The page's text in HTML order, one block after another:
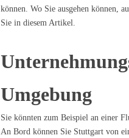
können. Wo Sie ausgehen können,
Sie in diesem Artikel.
Umgebung
Sie könnten zum Beispiel an einer
An Bord können Sie Stuttgart von